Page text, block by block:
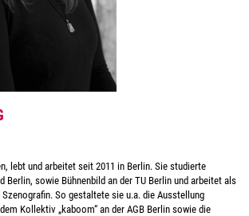
lebt und arbeitet seit 2011 in Berlin. Sie studierte
Berlin, sowie Bühnenbild an der TU Berlin und arbeitet als
So gestaltete sie u.a. die Ausstellung
Kollektiv „kaboom“ an der AGB Berlin sowie die